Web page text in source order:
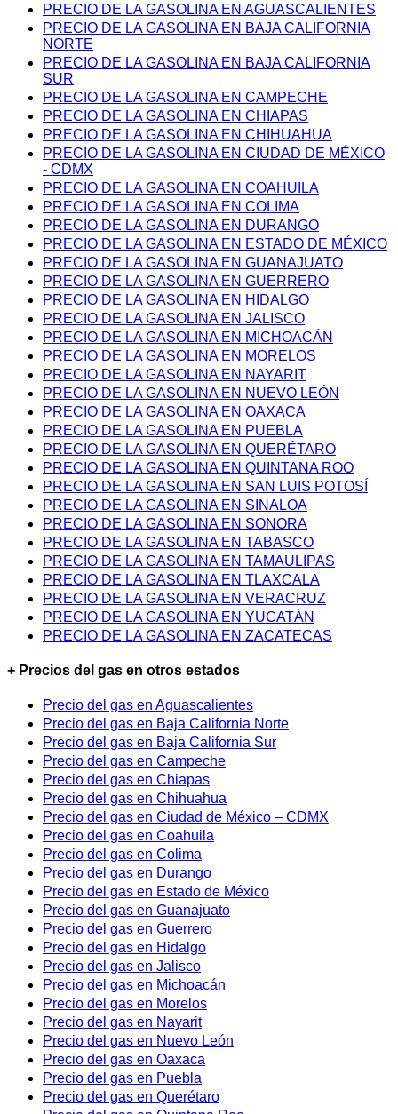
PRECIO DE LA GASOLINA EN AGUASCALIENTES
PRECIO DE LA GASOLINA EN BAJA CALIFORNIA
NORTE
PRECIO DE LA GASOLINA EN BAJA CALIFORNIA
SUR
PRECIO DE LA GASOLINA EN CAMPECHE
PRECIO DE LA GASOLINA EN CHIAPAS
PRECIO DE LA GASOLINA EN CHIHUAHUA
PRECIO DE LA GASOLINA EN CIUDAD DE MÉXICO
- CDMX
PRECIO DE LA GASOLINA EN COAHUILA
PRECIO DE LA GASOLINA EN COLIMA
PRECIO DE LA GASOLINA EN DURANGO
PRECIO DE LA GASOLINA EN ESTADO DE MÉXICO
PRECIO DE LA GASOLINA EN GUANAJUATO
PRECIO DE LA GASOLINA EN GUERRERO
PRECIO DE LA GASOLINA EN HIDALGO
PRECIO DE LA GASOLINA EN JALISCO
PRECIO DE LA GASOLINA EN MICHOACÁN
PRECIO DE LA GASOLINA EN MORELOS
PRECIO DE LA GASOLINA EN NAYARIT
PRECIO DE LA GASOLINA EN NUEVO LEÓN
PRECIO DE LA GASOLINA EN OAXACA
PRECIO DE LA GASOLINA EN PUEBLA
PRECIO DE LA GASOLINA EN QUERÉTARO
PRECIO DE LA GASOLINA EN QUINTANA ROO
PRECIO DE LA GASOLINA EN SAN LUIS POTOSÍ
PRECIO DE LA GASOLINA EN SINALOA
PRECIO DE LA GASOLINA EN SONORA
PRECIO DE LA GASOLINA EN TABASCO
PRECIO DE LA GASOLINA EN TAMAULIPAS
PRECIO DE LA GASOLINA EN TLAXCALA
PRECIO DE LA GASOLINA EN VERACRUZ
PRECIO DE LA GASOLINA EN YUCATÁN
PRECIO DE LA GASOLINA EN ZACATECAS
+ Precios del gas en otros estados
Precio del gas en Aguascalientes
Precio del gas en Baja California Norte
Precio del gas en Baja California Sur
Precio del gas en Campeche
Precio del gas en Chiapas
Precio del gas en Chihuahua
Precio del gas en Ciudad de México – CDMX
Precio del gas en Coahuila
Precio del gas en Colima
Precio del gas en Durango
Precio del gas en Estado de México
Precio del gas en Guanajuato
Precio del gas en Guerrero
Precio del gas en Hidalgo
Precio del gas en Jalisco
Precio del gas en Michoacán
Precio del gas en Morelos
Precio del gas en Nayarit
Precio del gas en Nuevo León
Precio del gas en Oaxaca
Precio del gas en Puebla
Precio del gas en Querétaro